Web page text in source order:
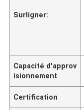
Surligner:
Capacité d'approv
isionnement
Certification